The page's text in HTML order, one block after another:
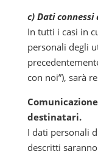
c) Dati
In tutti i casi in
personali degli
con noi”), sarà
destinatari.
I dati personali
descritti